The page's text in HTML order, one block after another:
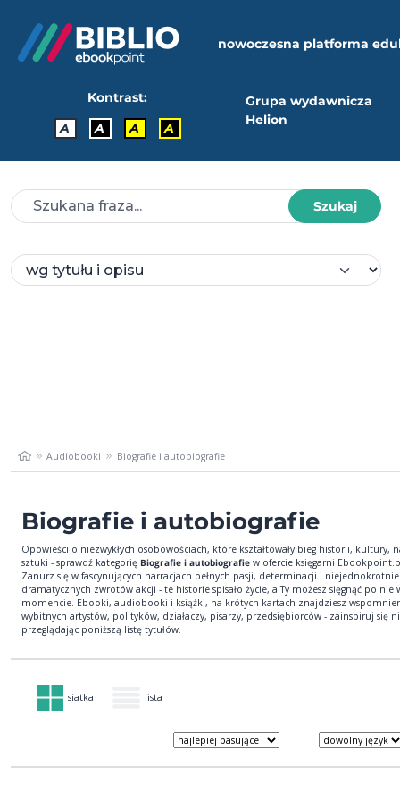
nowoczesna platforma
Kontrast:
A
A A A
Grupa wydawnicza
Helion
Szukaj
Audiobooki Biografie i autobiografie
Biografie i autobiografie
Opowieści o niezwykłych osobowościach, które kształtowały bieg historii, kultury,
sztuki - sprawdź kategorię Biografie i autobiografie w ofercie księgarni
Zanurz się w fascynujących narracjach pełnych pasji, determinacji i niejednokrotnie
dramatycznych zwrotów akcji - te historie spisało życie, a Ty możesz sięgnąć po nie
momencie. Ebooki, audiobooki i książki, na krótych kartach znajdziesz
wybitnych artystów, polityków, działaczy, pisarzy, przedsiębiorców - zainspiruj się
przeglądając poniższą listę tytułów.
siatka lista